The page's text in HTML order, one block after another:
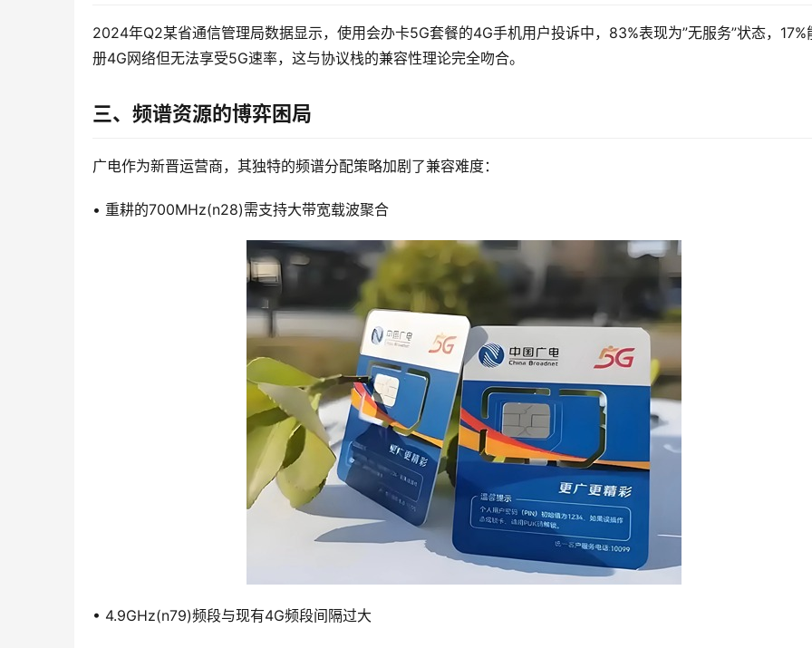
2024年Q2某省通信管理局数据显示，使用会办卡5G套餐的4G手机用户投诉中，83%表现为”无服务”状态，17%
册4G网络但无法享受5G速率，这与协议栈的兼容性理论完全吻合。
三、频谱资源的博弈困局
广电作为新晋运营商，其独特的频谱分配策略加剧了兼容难度：
• 重耕的700MHz(n28)需支持大带宽载波聚合
• 4.9GHz(n79)频段与现有4G频段间隔过大